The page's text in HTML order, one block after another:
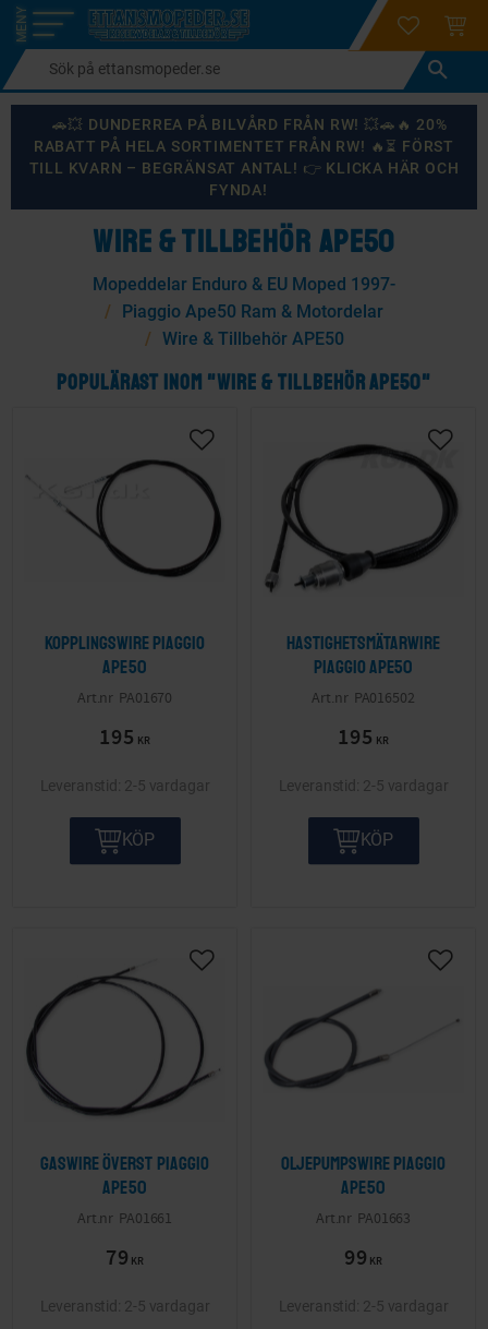
Meny
login
🚗💥 DUNDERREA PÅ BILVÅRD FRÅN RW! 💥🚗🔥 20%
RABATT PÅ HELA SORTIMENTET FRÅN RW! 🔥⏳ FÖRST
TILL KVARN – BEGRÄNSAT ANTAL! 👉 KLICKA HÄR OCH
FYNDA!
WIRE & TILLBEHÖR APE50
Mopeddelar Enduro & EU Moped 1997-
Piaggio Ape50 Ram & Motordelar
Wire & Tillbehör APE50
POPULÄRAST INOM "WIRE & TILLBEHÖR APE50"
Kopplingswire Piaggio
Ape50
PA01670
195 KR
2-5 vardagar
KÖP
Hastighetsmätarwire
Piaggio APE50
PA016502
195 KR
2-5 vardagar
KÖP
Gaswire överst Piaggio
Ape50
PA01661
79 KR
2-5 vardagar
Oljepumpswire Piaggio
APE50
PA01663
99 KR
2-5 vardagar